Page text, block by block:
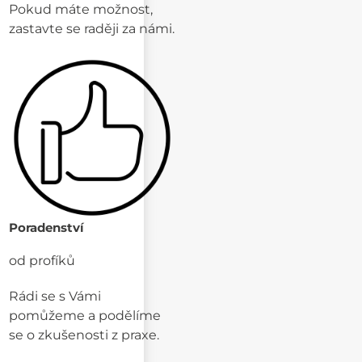
Pokud máte možnost,
zastavte se raději za námi.
Poradenství
od profíků
Rádi se s Vámi
pomůžeme a podělíme
se o zkušenosti z praxe.